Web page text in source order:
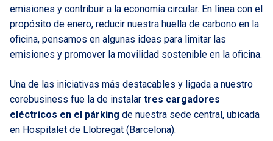
emisiones y contribuir a la economía circular. En línea con el
propósito de enero, reducir nuestra huella de carbono en la
oficina, pensamos en algunas ideas para limitar las
emisiones y promover la movilidad sostenible en la oficina.
Una de las iniciativas más destacables y ligada a nuestro
corebusiness fue la de instalar tres cargadores
eléctricos en el párking de nuestra sede central, ubicada
en Hospitalet de Llobregat (Barcelona).